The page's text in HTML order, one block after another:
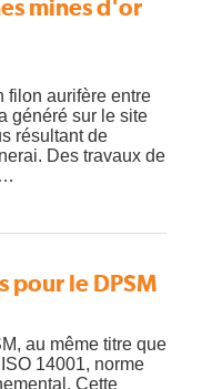
mines d'or
filon aurifère entre
généré sur le site
résultant de
Des travaux de
pour le DPSM
au même titre que
14001, norme
Cette